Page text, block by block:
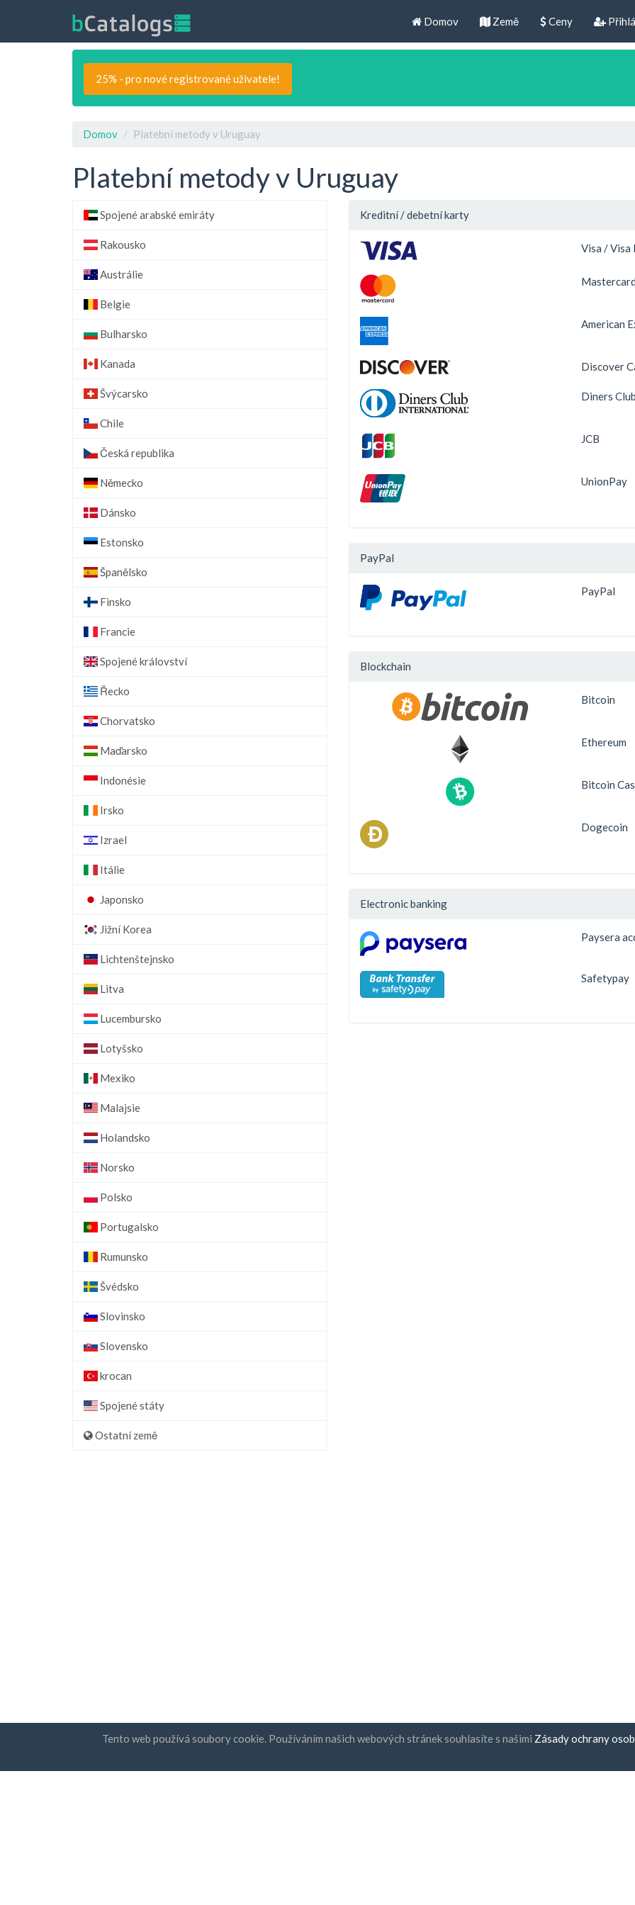
Domov Země Ceny
25% - pro nové registrované uživatele!
Domov Platební metody v Uruguay
Platební metody v Uruguay
Spojené arabské emiráty
Rakousko
Austrálie
Belgie
Bulharsko
Kanada
Švýcarsko
Chile
Česká republika
Německo
Dánsko
Estonsko
Španělsko
Finsko
Francie
Spojené království
Řecko
Chorvatsko
Maďarsko
Indonésie
Irsko
Izrael
Itálie
Japonsko
Jižní Korea
Lichtenštejnsko
Litva
Lucembursko
Lotyšsko
Mexiko
Malajsie
Holandsko
Norsko
Polsko
Portugalsko
Rumunsko
Švédsko
Slovinsko
Slovensko
krocan
Spojené státy
Ostatní země
Kreditní / debetní karty
Visa / Visa
American
Discover
Diners Club
JCB
UnionPay
PayPal
PayPal
Blockchain
Bitcoin
Ethereum
Bitcoin
Dogecoin
Electronic banking
Paysera
Safetypay
Tento web používá soubory cookie. Používáním našich webových stránek souhlasíte s našimi Zásady ochrany